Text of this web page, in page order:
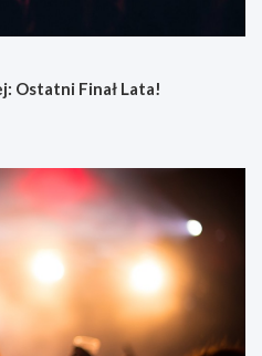
Ostatni Finał Lata!